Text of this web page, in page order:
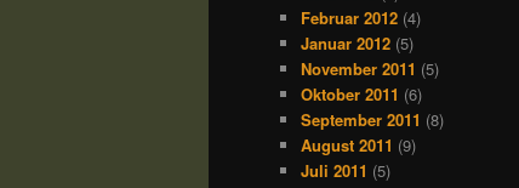
Februar 2012 (4)
Januar 2012 (5)
November 2011 (5)
Oktober 2011 (6)
September 2011 (8)
August 2011 (9)
Juli 2011 (5)